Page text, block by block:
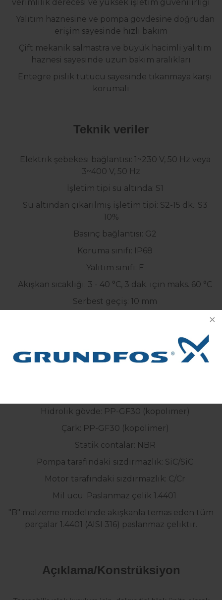
verimlilik derecesi ve yüksek işletim güvenilirliği
Yalıtım haznesine ve pompa gövdesine doğrudan
erişim sayesinde hızlı bakım
Çift mekanik salmastra ve büyük hacimli yalıtım
haznesi sayesinde uzun bakım aralıkları
Entegre pislik tutucu sayesinde tıkanmaya karşı
korumalı
Teknik veriler
Elektrik şebekesi bağlantısı: 1~230 V, 50 Hz veya
3~400 V, 50 Hz
İşletim tipi su altında: S1
Su altından çıkarılmış işletim tipi: S2-15 dk.; S3
10%
Basınç bağlantısı: G2
Koruma sınıfı: IP68
Yalıtım sınıfı: F
Akışkan sıcaklığı: 3 - 40 °C, 3 dak. için maks. 60 °C
Serbest geçiş: 10 mm
Malzemeler
Hidrolik gövde: PP-GF30 (kopolimer)
Çark: PP-GF30 (kopolimer)
Statik contalar: NBR
Pompa tarafındaki sızdırmazlık: SiC/SiC
Motor tarafındaki sızdırmazlık: C/Cr
Mil ucu: Paslanmaz çelik 1.4401
"B" malzeme modelinde akışkanla temas eden tüm
parçalar 1.4401 (AISI 316) paslanmaz çeliktir.
Açıklama/Konstrüksiyon